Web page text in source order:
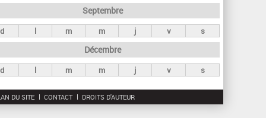
Septembre
d l m m j v s
Décembre
d l m m j v s
DU SITE CONTACT DROITS D'AUTEUR